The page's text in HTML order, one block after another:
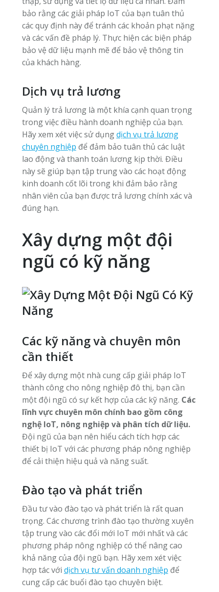
bảo rằng các giải pháp IoT của bạn tuân thủ
các quy định này để tránh các khoản phạt nặng
và các vấn đề pháp lý. Thực hiện các biện pháp
bảo vệ dữ liệu mạnh mẽ để bảo vệ thông tin
của khách hàng.
Dịch vụ trả lương
Quản lý trả lương là một khía cạnh quan trọng
trong việc điều hành doanh nghiệp của bạn.
Hãy xem xét việc sử dụngdịch vụ trả lương
chuyên nghiệp để đảm bảo tuân thủ các luật
lao động và thanh toán lương kịp thời. Điều
này sẽ giúp bạn tập trung vào các hoạt động
kinh doanh cốt lõi trong khi đảm bảo rằng
nhân viên của bạn được trả lương chính xác và
đúng hạn.
Xây dựng một đội
ngũ có kỹ năng
Các kỹ năng và chuyên môn
cần thiết
Để xây dựng một nhà cung cấp giải pháp IoT
thành công cho nông nghiệp đô thị, bạn cần
một đội ngũ có sự kết hợp của các kỹ năng. Các
lĩnh vực chuyên môn chính bao gồm công
nghệ IoT, nông nghiệp và phân tích dữ liệu.
Đội ngũ của bạn nên hiểu cách tích hợp các
thiết bị IoT với các phương pháp nông nghiệp
để cải thiện hiệu quả và năng suất.
Đào tạo và phát triển
Đầu tư vào đào tạo và phát triển là rất quan
trọng. Các chương trình đào tạo thường xuyên
tập trung vào các đổi mới IoT mới nhất và các
phương pháp nông nghiệp có thể nâng cao
khả năng của đội ngũ bạn. Hãy xem xét việc
hợp tác với dịch vụ tư vấn doanh nghiệp để
cung cấp các buổi đào tạo chuyên biệt.